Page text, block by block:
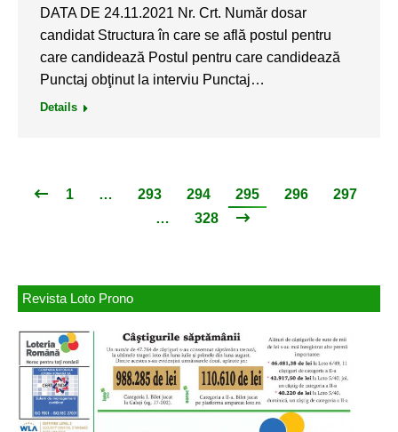
DATA DE 24.11.2021 Nr. Crt. Număr dosar
candidat Structura în care se află postul pentru
care candidează Postul pentru care candidează
Punctaj obţinut la interviu Punctaj…
Details
1 … 293 294 295 296
297
…
328
Revista Loto Prono